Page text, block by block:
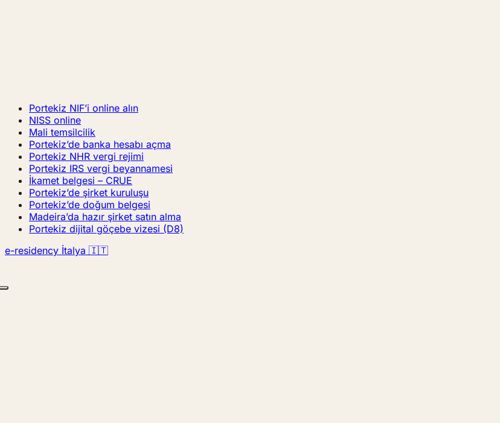
Portekiz NIF’i online alın
NISS online
Mali temsilcilik
Portekiz’de banka hesabı açma
Portekiz NHR vergi rejimi
Portekiz IRS vergi beyannamesi
İkamet belgesi – CRUE
Portekiz’de şirket kuruluşu
Portekiz’de doğum belgesi
Madeira’da hazır şirket satın alma
Portekiz dijital göçebe vizesi (D8)
e-residency İtalya 🇮🇹